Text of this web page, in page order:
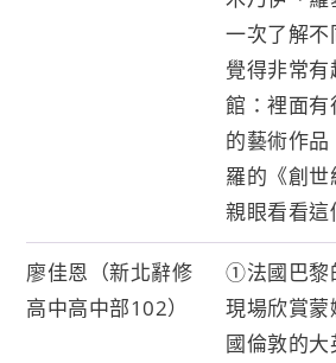
一次了解
覺得非常
館：裡面有
的藝術作
羅的《創
親眼看看這
廖佳恩（新北辭修
高中高中部102）
①法國巴黎
現場欣賞
國倫敦的